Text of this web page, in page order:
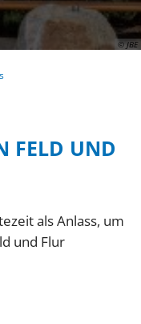
© JBE
FELD UND
als Anlass, um
und Flur